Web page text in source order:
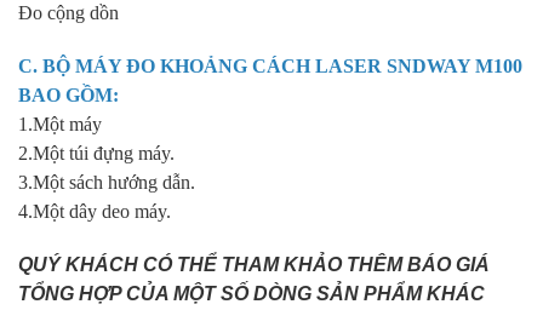
Đo cộng dồn
C. BỘ MÁY ĐO KHOẢNG CÁCH LASER SNDWAY M100
BAO GỒM:
1.Một máy
2.Một túi đựng máy.
3.Một sách hướng dẫn.
4.Một dây deo máy.
QUÝ KHÁCH CÓ THỂ THAM KHẢO THÊM BÁO GIÁ
TỔNG HỢP CỦA MỘT SỐ DÒNG SẢN PHẨM KHÁC